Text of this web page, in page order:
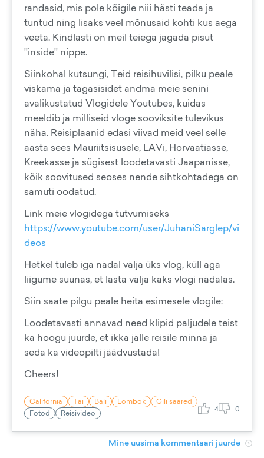
randasid, mis pole kõigile niii hästi teada ja
tuntud ning lisaks veel mõnusaid kohti kus aega
veeta. Kindlasti on meil teiega jagada pisut
''inside'' nippe.
Siinkohal kutsungi, Teid reisihuvilisi, pilku peale
viskama ja tagasisidet andma meie senini
avalikustatud Vlogidele Youtubes, kuidas
meeldib ja milliseid vloge sooviksite tulevikus
näha. Reisiplaanid edasi viivad meid veel selle
aasta sees Mauriitsisusele, LAVi, Horvaatiasse,
Kreekasse ja sügisest loodetavasti Jaapanisse,
kõik soovitused seoses nende sihtkohtadega on
samuti oodatud.
Link meie vlogidega tutvumiseks
https://www.youtube.com/user/JuhaniSarglep/vi
deos
Hetkel tuleb iga nädal välja üks vlog, küll aga
liigume suunas, et lasta välja kaks vlogi nädalas.
Siin saate pilgu peale heita esimesele vlogile:
Loodetavasti annavad need klipid paljudele teist
ka hoogu juurde, et ikka jälle reisile minna ja
seda ka videopilti jäädvustada!
Cheers!
California Tai Bali Lombok
Gili saared
Fotod
Reisivideo 4 0
Mine uusima kommentaari juurde